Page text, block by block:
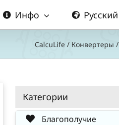
Инфо Русский
CalcuLife / Конвертеры /
Категории
Благополучие